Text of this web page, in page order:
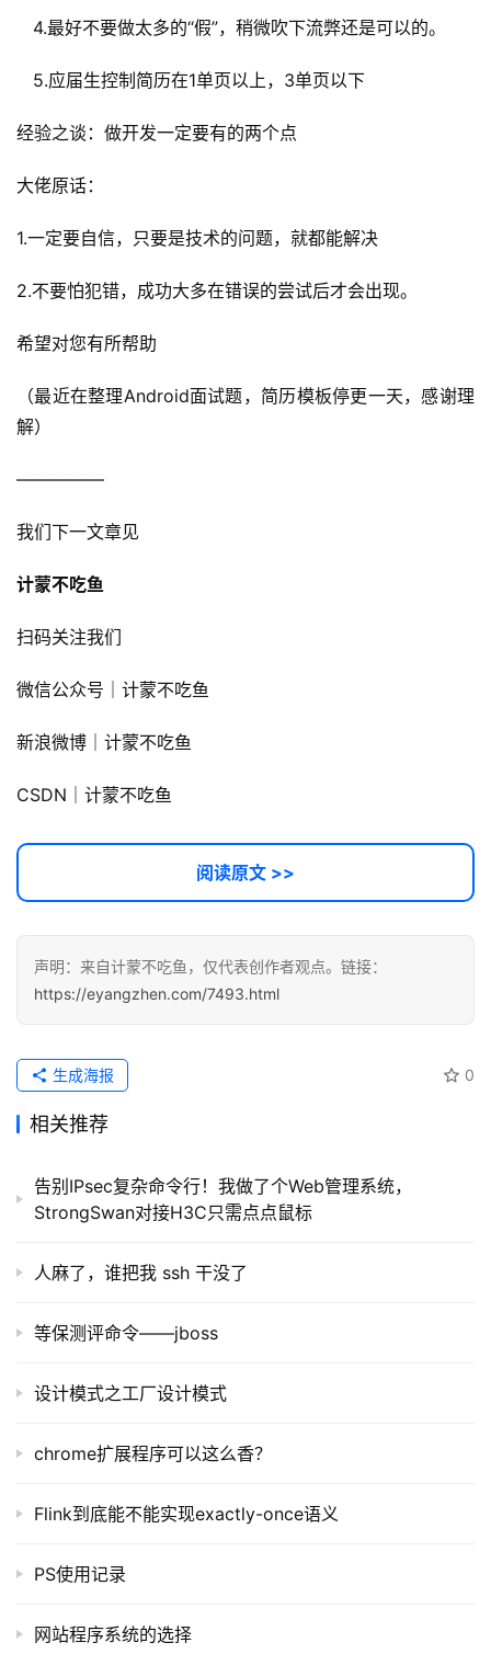
常
链
4.最好不要做太多的“假”，稍微吹下流弊还是可以的。
5.应届生控制简历在1单页以上，3单页以下
经验之谈：做开发一定要有的两个点
大佬原话：
1.一定要自信，只要是技术的问题，就都能解决
2.不要怕犯错，成功大多在错误的尝试后才会出现。
希望对您有所帮助
（最近在整理Android面试题，简历模板停更一天，感谢理
解）
—————
我们下一文章见
计蒙不吃鱼
扫码关注我们
微信公众号｜计蒙不吃鱼
新浪微博｜计蒙不吃鱼
CSDN｜计蒙不吃鱼
阅读原文 >>
声明：来自计蒙不吃鱼，仅代表创作者观点。链接：
https://eyangzhen.com/7493.html
0
生成海报
相关推荐
告别IPsec复杂命令行！我做了个Web管理系统，
StrongSwan对接H3C只需点点鼠标
人麻了，谁把我 ssh 干没了
等保测评命令——jboss
设计模式之工厂设计模式
chrome扩展程序可以这么香？
Flink到底能不能实现exactly-once语义
PS使用记录
网站程序系统的选择